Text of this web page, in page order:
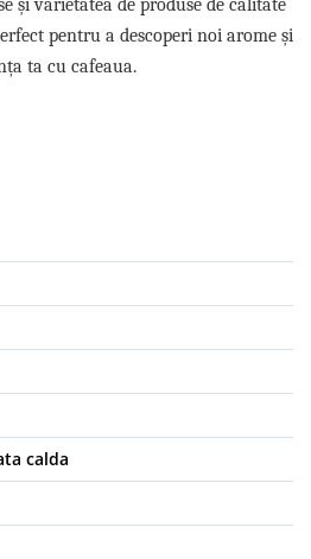
pentru a descoperi noi arome și
ta cu cafeaua.
calda